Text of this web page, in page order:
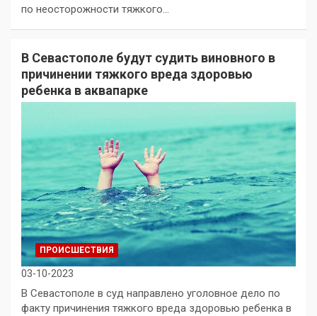
по неосторожности тяжкого…
В Севастополе будут судить виновного в
причинении тяжкого вреда здоровью
ребенка в аквапарке
ПРОИСШЕСТВИЯ
03-10-2023
В Севастополе в суд направлено уголовное дело по
факту причинения тяжкого вреда здоровью ребенка в